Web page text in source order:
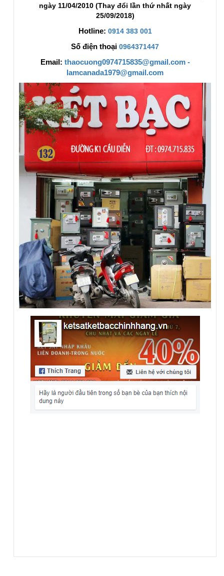
ngày 11/04/2010 (Thay đổi lần thứ nhất ngày
25/09/2018)
Hotline: 0914 383 001
Số điện thoại 0964371447
Email: thaocuong0974715835@gmail.com -
lamcanada1979@gmail.com